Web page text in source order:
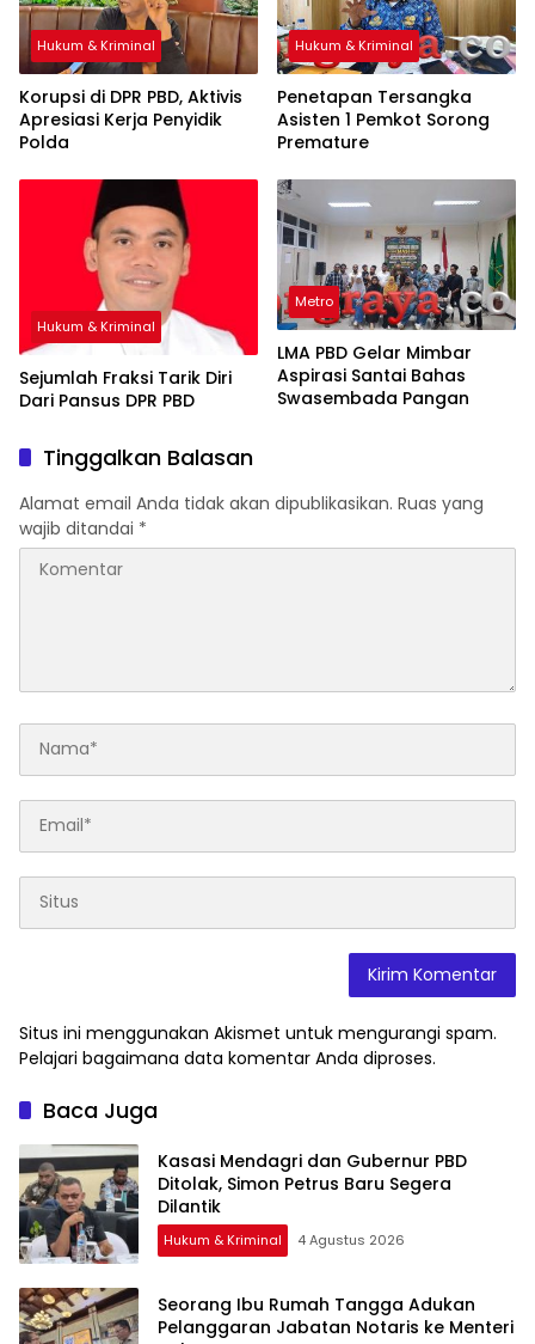
Hukum & Kriminal
Korupsi di DPR PBD, Aktivis
Apresiasi Kerja Penyidik
Polda
Hukum & Kriminal
Penetapan Tersangka
Asisten 1 Pemkot Sorong
Premature
Hukum & Kriminal
Sejumlah Fraksi Tarik Diri
Dari Pansus DPR PBD
Metro
LMA PBD Gelar Mimbar
Aspirasi Santai Bahas
Swasembada Pangan
Tinggalkan Balasan
Alamat email Anda tidak akan dipublikasikan. Ruas yang
wajib ditandai *
Situs ini menggunakan Akismet untuk mengurangi spam.
Pelajari bagaimana data komentar Anda diproses.
Baca Juga
Kasasi Mendagri dan Gubernur PBD
Ditolak, Simon Petrus Baru Segera
Dilantik
Hukum & Kriminal 4 Agustus 2026
Seorang Ibu Rumah Tangga Adukan
Pelanggaran Jabatan Notaris ke Menteri